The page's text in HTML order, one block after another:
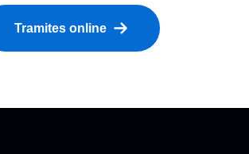
Tramites online